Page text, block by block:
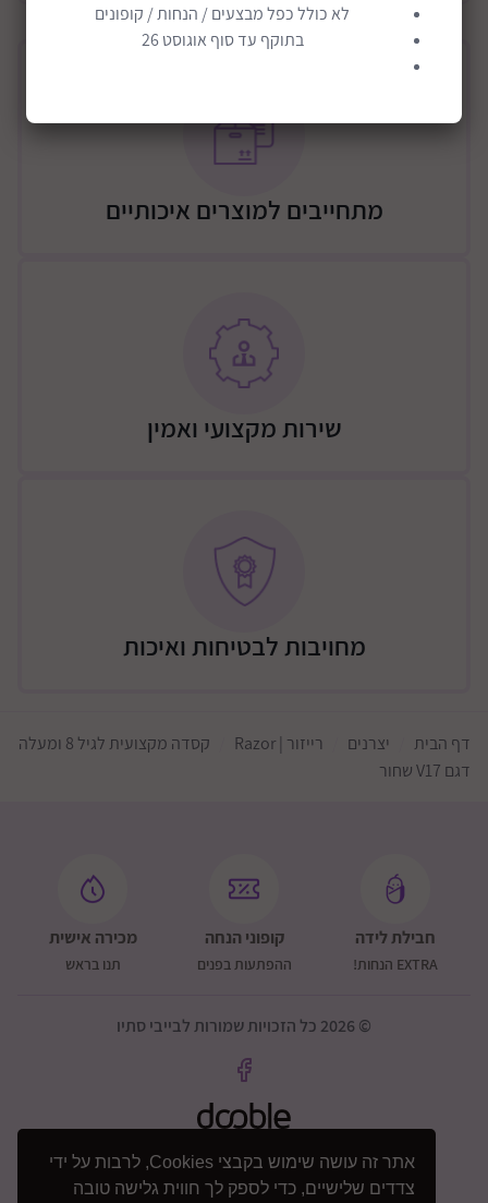
אתר זה עושה שימוש בקבצי Cookies, לרבות על ידי
צדדים שלישיים, כדי לספק לך חווית גלישה טובה
מתחייבים למוצרים איכותיים
שירות מקצועי ואמין
מחויבות לבטיחות ואיכות
דף הבית יצרנים רייזור | Razor
קסדה מקצועית לגיל 8 ומעלה
דגם V17 שחור
חבילת לידה
EXTRA הנחות!
קופוני הנחה
ההפתעות בפנים
מכירה אישית
תנו בראש
© 2026 כל הזכויות שמורות לבייבי סתיו
לא כולל כפל מבצעים / הנחות / קופונים
בתוקף עד סוף אוגוסט 26